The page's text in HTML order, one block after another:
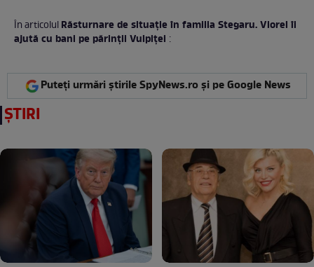
În articolulRăsturnare de situație în familia Stegaru. Viorel îi
ajută cu bani pe părinții Vulpiței :
Puteți urmări știrile SpyNews.ro și pe Google News
ȘTIRI